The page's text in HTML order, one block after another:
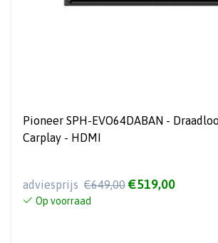
Pioneer SPH-EVO64DABAN -
Carplay - HDMI
adviesprijs €649,00 €519,00
Op voorraad